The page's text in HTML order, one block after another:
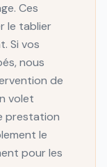
Ces
le tablier
Si vos
nous
de
volet
prestation
le
pour les